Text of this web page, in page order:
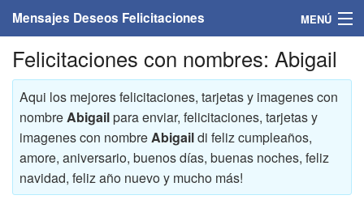
Mensajes Deseos Felicitaciones MENÚ
Home
Mensajes
Felicitaciones
Felicitaciones con nombres
Felicitaciones con nombres: Abigail
Aqui los mejores felicitaciones, tarjetas y imagenes con
nombre Abigailpara enviar, felicitaciones, tarjetas y
imagenes con nombre Abigaildi feliz cumpleaños,
amore, aniversario, buenos días, buenas noches, feliz
navidad, feliz año nuevo y mucho más!